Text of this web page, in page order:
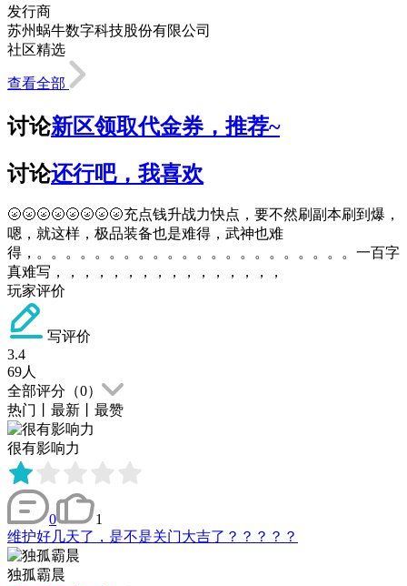
发行商
苏州蜗牛数字科技股份有限公司
社区精选
查看全部
讨论新区领取代金券，推荐~
讨论还行吧，我喜欢
🌝🌝🌝🌝🌝🌝🌝🌝充点钱升战力快点，要不然刷副本刷到爆，
嗯，就这样，极品装备也是难得，武神也难
得，。。。。。。。。。。。。。。。。。。。。。。一百字
真难写，，，，，，，，，，，，，，，，
玩家评价
写评价
3.4
69人
全部评分（0）
热门
最新 最赞
很有影响力
0
1
维护好几天了，是不是关门大吉了？？？？？
独孤霸晨